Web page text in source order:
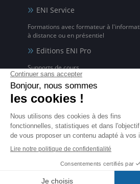
ENI Service
Formations avec formateur à
à distance ou en présentiel
Editions ENI Pro
Supports de cours
pour les organismes de formation
ENI elearning
La solution de formation à
disponible en 5 langues
Certifications ENI
Certifications à l'informatique